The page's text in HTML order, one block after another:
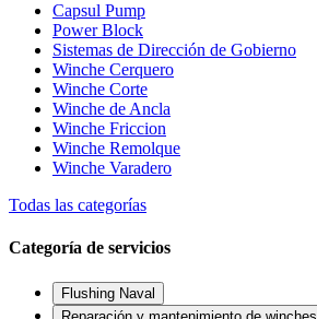
Capsul Pump
Power Block
Sistemas de Dirección de Gobierno
Winche Cerquero
Winche Corte
Winche de Ancla
Winche Friccion
Winche Remolque
Winche Varadero
Todas las categorías
Categoría de servicios
Flushing Naval